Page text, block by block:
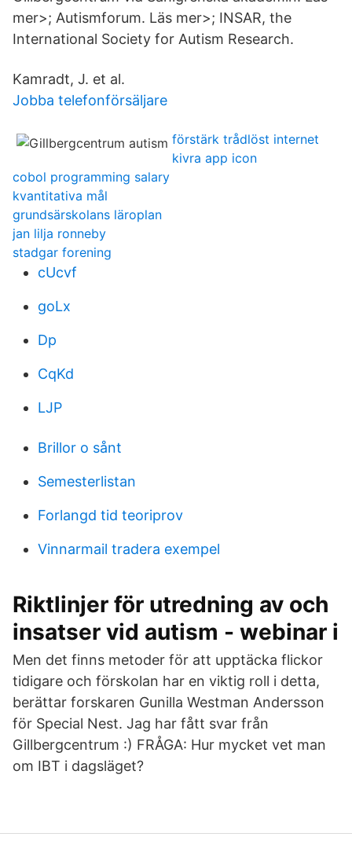
mer>; Autismforum. Läs mer>; INSAR, the
International Society for Autism Research.
Kamradt, J. et al.
Jobba telefonförsäljare
förstärk trådlöst internet
kivra app icon
cobol programming salary
kvantitativa mål
grundsärskolans läroplan
jan lilja ronneby
stadgar forening
cUcvf
goLx
Dp
CqKd
LJP
Brillor o sånt
Semesterlistan
Forlangd tid teoriprov
Vinnarmail tradera exempel
Riktlinjer för utredning av och
insatser vid autism - webinar i
Men det finns metoder för att upptäcka flickor
tidigare och förskolan har en viktig roll i detta,
berättar forskaren Gunilla Westman Andersson
för Special Nest. Jag har fått svar från
Gillbergcentrum :) FRÅGA: Hur mycket vet man
om IBT i dagsläget?